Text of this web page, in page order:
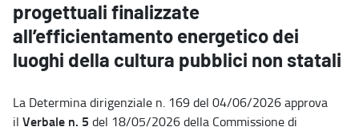
progettuali finalizzate
all’efficientamento energetico dei
luoghi della cultura pubblici non statali
La Determina dirigenziale n. 169 del 04/06/2026 approva
il Verbale n. 5 del 18/05/2026 della Commissione di